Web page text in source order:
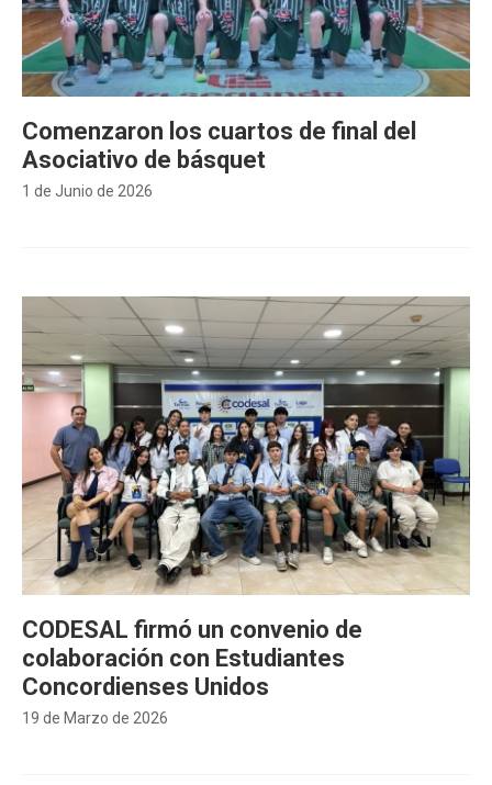
1 de Junio de 2026
Comenzaron los cuartos de final del
Asociativo de básquet
19 de Marzo de 2026
CODESAL firmó un convenio de
colaboración con Estudiantes
Concordienses Unidos